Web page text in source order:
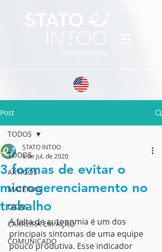
Post
TODOS
ARTIGOS
MATÉRIAS
DICAS
CARREIRA EM AÇÃO
COMUNICADO
TODOS
3 formas de evitar o
microgerenciamento no
trabalho
STATO INTOO
8 de jul. de 2020
A falta de autonomia é um dos
principais sintomas de uma equipe
pouco produtiva. Esse indicador